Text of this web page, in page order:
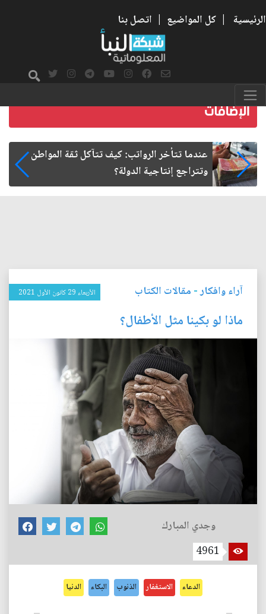
الرئيسية | كل المواضيع | اتصل بنا
صمت الطريق بعد الأربعين
آراء وافكار- مقالات الكتاب الأربعاء 29 كانون الأول 2021
ماذا لو بكينا مثل الأطفال؟
وجدي المبارك
4961
الدعاء الاستغفار الذنوب البكاء الدنيا